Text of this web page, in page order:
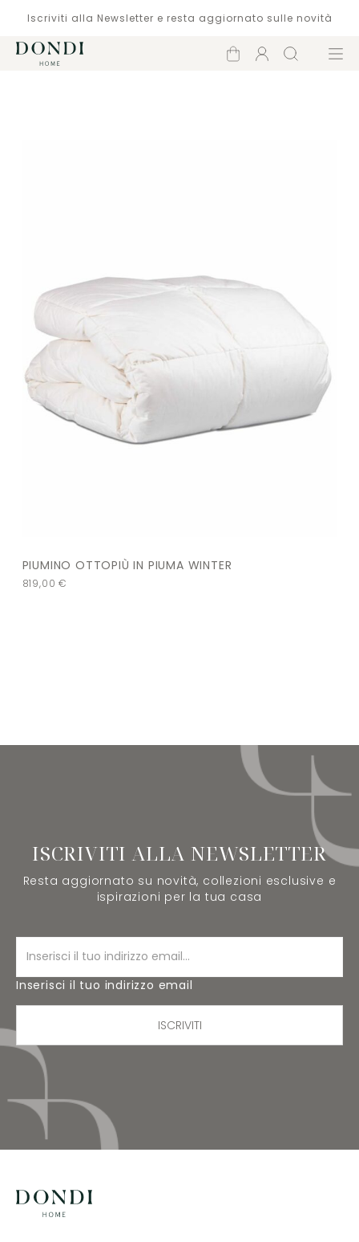
Iscriviti alla Newsletter e resta aggiornato sulle novità
Carrello
Account
Cerca Menù
PIUMINO OTTOPIÙ IN PIUMA WINTER
819,00€
ISCRIVITI ALLA NEWSLETTER
Resta aggiornato su novità, collezioni esclusive e
ispirazioni per la tua casa
Inserisci il tuo indirizzo email
ISCRIVITI